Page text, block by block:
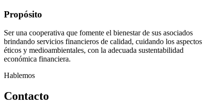
Propósito
Ser una cooperativa que fomente el bienestar de sus asociados
brindando servicios financieros de calidad, cuidando los aspectos
éticos y medioambientales, con la adecuada sustentabilidad
económica financiera.
Hablemos
Contacto